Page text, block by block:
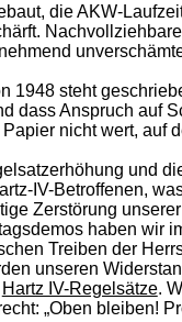
die AKW-
1948 steht
dass Anspruch auf
nicht wert,
und
IV-Betroffenen,
Zerstörung
haben wir
Treiben der
unseren
Hartz IV-Regelsätze.
„Oben bleiben!